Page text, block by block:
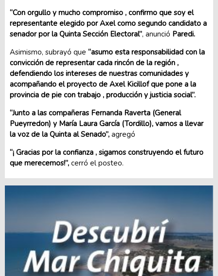
“Con orgullo y mucho compromiso , confirmo que soy el
representante elegido por Axel como segundo candidato a
senador por la Quinta Sección Electoral”, anunció Paredi.
Asimismo, subrayó que “asumo esta responsabilidad con la
convicción de representar cada rincón de la región ,
defendiendo los intereses de nuestras comunidades y
acompañando el proyecto de Axel Kicillof que pone a la
provincia de pie con trabajo , producción y justicia social”.
“Junto a las compañeras Fernanda Raverta (General
Pueyrredon) y María Laura García (Tordillo), vamos a llevar
la voz de la Quinta al Senado”, agregó
“¡ Gracias por la confianza , sigamos construyendo el futuro
que merecemos!”, cerró el posteo.